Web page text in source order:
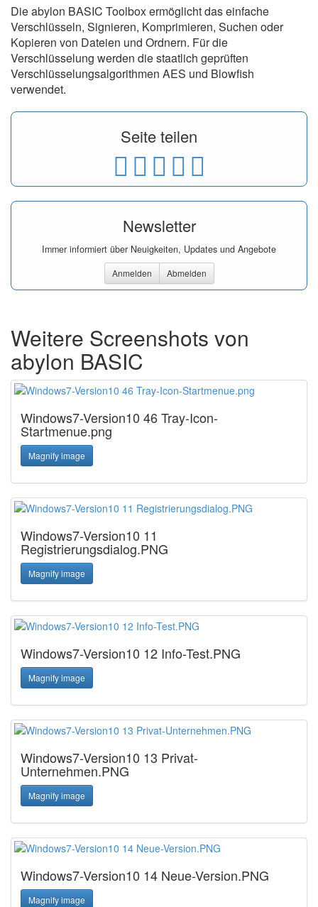
Die abylon BASIC Toolbox ermöglicht das einfache
Verschlüsseln, Signieren, Komprimieren, Suchen oder
Kopieren von Dateien und Ordnern. Für die
Verschlüsselung werden die staatlich geprüften
Verschlüsselungsalgorithmen AES und Blowfish
verwendet.
Seite teilen
Newsletter
Immer informiert über Neuigkeiten, Updates und Angebote
Anmelden Abmelden
Weitere Screenshots von
abylon BASIC
Windows7-Version10 46 Tray-Icon-
Startmenue.png
Magnify image
Windows7-Version10 11
Registrierungsdialog.PNG
Magnify image
Windows7-Version10 12 Info-Test.PNG
Magnify image
Windows7-Version10 13 Privat-
Unternehmen.PNG
Magnify image
Windows7-Version10 14 Neue-Version.PNG
Magnify image